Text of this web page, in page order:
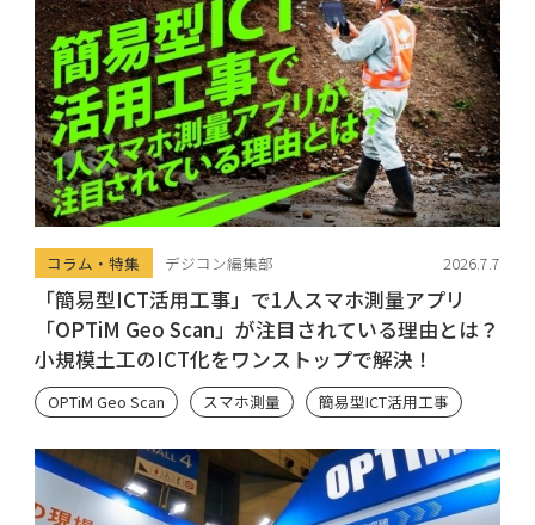
コラム・特集 デジコン編集部 2026.7.7
「簡易型ICT活用工事」で1人スマホ測量アプリ
「OPTiM Geo Scan」が注目されている理由とは？
小規模土工のICT化をワンストップで解決！
OPTiM Geo Scan スマホ測量 簡易型ICT活用工事